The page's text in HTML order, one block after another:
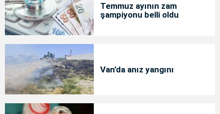
Temmuz ayının zam
şampiyonu belli oldu
Van’da anız yangını